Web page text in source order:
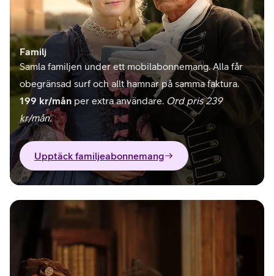
Familj
Samla familjen under ett mobilabonnemang. Alla får
obegränsad surf och allt hamnar på samma faktura.
199 kr/mån per extra användare. Ord pris 239
kr/mån.
Upptäck familjeabonnemang